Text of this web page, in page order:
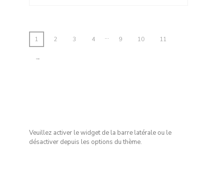
1 2 3 4 … 9 10 11
→
Veuillez activer le widget de la barre latérale ou le
désactiver depuis les options du thème.